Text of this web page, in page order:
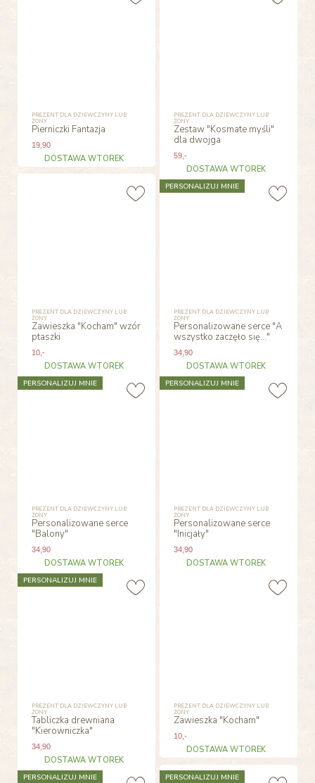
PREZENT DLA DZIEWCZYNY LUB
ŻONY
Pierniczki Fantazja
19,90
DOSTAWA WTOREK
PREZENT DLA DZIEWCZYNY LUB
ŻONY
Zestaw "Kosmate myśli"
dla dwojga
59 ,-
DOSTAWA WTOREK
PREZENT DLA DZIEWCZYNY LUB
ŻONY
Zawieszka "Kocham" wzór
ptaszki
10,-
DOSTAWA WTOREK
PREZENT DLA DZIEWCZYNY LUB
ŻONY
Personalizowane serce "A
wszystko zaczęło się..."
34 ,90
DOSTAWA WTOREK
PERSONALIZUJ MNIE
PREZENT DLA DZIEWCZYNY LUB
ŻONY
Personalizowane serce
"Balony"
34,90
DOSTAWA WTOREK
PERSONALIZUJ MNIE
PREZENT DLA DZIEWCZYNY LUB
ŻONY
Personalizowane serce
"Inicjały"
34 ,90
DOSTAWA WTOREK
PERSONALIZUJ MNIE
PREZENT DLA DZIEWCZYNY LUB
ŻONY
Tabliczka drewniana
"Kierowniczka"
34,90
DOSTAWA WTOREK
PERSONALIZUJ MNIE
PREZENT DLA DZIEWCZYNY LUB
ŻONY
Zawieszka "Kocham"
10 ,-
DOSTAWA WTOREK
PERSONALIZUJ MNIE PERSONALIZUJ MNIE